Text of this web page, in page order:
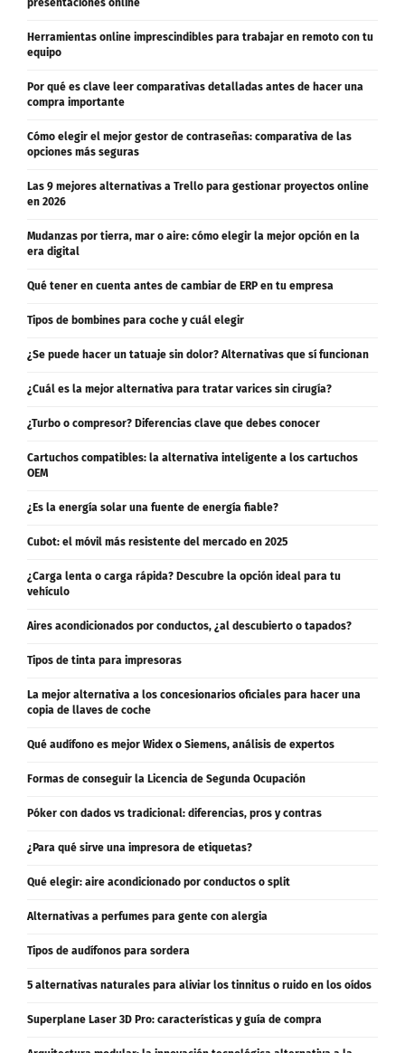
presentaciones online
Herramientas online imprescindibles para trabajar en remoto con tu
equipo
Por qué es clave leer comparativas detalladas antes de hacer una
compra importante
Cómo elegir el mejor gestor de contraseñas: comparativa de las
opciones más seguras
Las 9 mejores alternativas a Trello para gestionar proyectos online
en 2026
Mudanzas por tierra, mar o aire: cómo elegir la mejor opción en la
era digital
Qué tener en cuenta antes de cambiar de ERP en tu empresa
Tipos de bombines para coche y cuál elegir
¿Se puede hacer un tatuaje sin dolor? Alternativas que sí funcionan
¿Cuál es la mejor alternativa para tratar varices sin cirugía?
¿Turbo o compresor? Diferencias clave que debes conocer
Cartuchos compatibles: la alternativa inteligente a los cartuchos
OEM
¿Es la energía solar una fuente de energía fiable?
Cubot: el móvil más resistente del mercado en 2025
¿Carga lenta o carga rápida? Descubre la opción ideal para tu
vehículo
Aires acondicionados por conductos, ¿al descubierto o tapados?
Tipos de tinta para impresoras
La mejor alternativa a los concesionarios oficiales para hacer una
copia de llaves de coche
Qué audífono es mejor Widex o Siemens, análisis de expertos
Formas de conseguir la Licencia de Segunda Ocupación
Póker con dados vs tradicional: diferencias, pros y contras
¿Para qué sirve una impresora de etiquetas?
Qué elegir: aire acondicionado por conductos o split
Alternativas a perfumes para gente con alergia
Tipos de audífonos para sordera
5 alternativas naturales para aliviar los tinnitus o ruido en los oídos
Superplane Laser 3D Pro: características y guía de compra